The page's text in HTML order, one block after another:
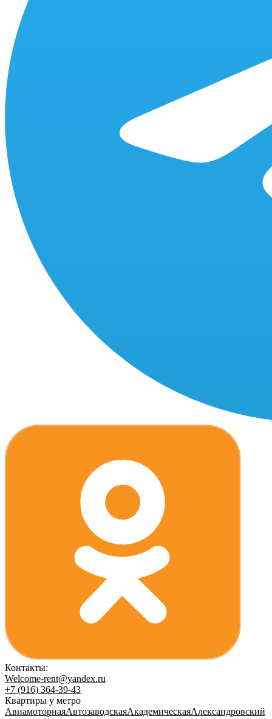
Контакты:
Welcome-rent@yandex.ru
+7 (916) 364-39-43
Квартиры у метро
АвиамоторнаяАвтозаводскаяАкадемическаяАлександровский